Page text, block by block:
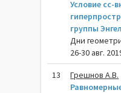
Условие cc-
группы
Дни
26-30 авг.
13
Грешнов А.В.